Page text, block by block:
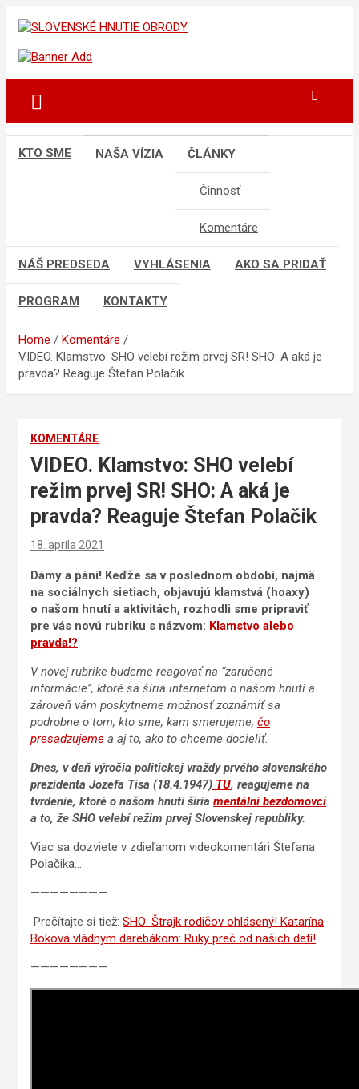
content
SLOVENSKÉ HNUTIE OBRODY
KTO SME NAŠA VÍZIA ČLÁNKY
Činnosť
Komentáre
NÁŠ PREDSEDA VYHLÁSENIA AKO SA PRIDAŤ
PROGRAM KONTAKTY
Home
Komentáre
VIDEO. Klamstvo: SHO velebí režim prvej SR! SHO: A aká je
pravda? Reaguje Štefan Polačik
KOMENTÁRE
VIDEO. Klamstvo: SHO velebí
režim prvej SR! SHO: A aká je
pravda? Reaguje Štefan Polačik
18. apríla 2021
Dámy a páni! Keďže sa v poslednom období, najmä
na sociálnych sietiach, objavujú klamstvá (hoaxy)
o našom hnutí a aktivitách, rozhodli sme pripraviť
pre vás novú rubriku s názvom: Klamstvo alebo
pravda!?
V novej rubrike budeme reagovať na “zaručené
informácie”, ktoré sa šíria internetom o našom hnutí a
zároveň vám poskytneme možnosť zoznámiť sa
podrobne o tom, kto sme, kam smerujeme, čo
presadzujeme a aj to, ako to chceme docieliť.
Dnes, v deň výročia politickej vraždy prvého slovenského
prezidenta Jozefa Tisa (18.4.1947) TU, reagujeme na
tvrdenie, ktoré o našom hnutí šíria mentálni bezdomovci
a to, že SHO velebí režim prvej Slovenskej republiky.
Viac sa dozviete v zdieľanom videokomentári Štefana
Polačika…
————————
Prečítajte si tiež: SHO: Štrajk rodičov ohlásený! Katarína
Boková vládnym darebákom: Ruky preč od našich detí!
————————